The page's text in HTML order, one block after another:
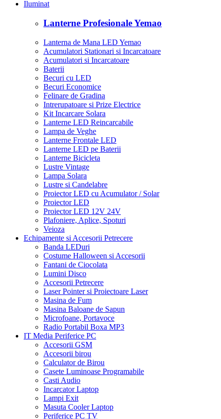
Iluminat
Lanterne Profesionale Yemao
Lanterna de Mana LED Yemao
Acumulatori Stationari si Incarcatoare
Acumulatori si Incarcatoare
Baterii
Becuri cu LED
Becuri Economice
Felinare de Gradina
Intrerupatoare si Prize Electrice
Kit Incarcare Solara
Lanterne LED Reincarcabile
Lampa de Veghe
Lanterne Frontale LED
Lanterne LED pe Baterii
Lanterne Bicicleta
Lustre Vintage
Lampa Solara
Lustre si Candelabre
Proiector LED cu Acumulator / Solar
Proiector LED
Proiector LED 12V 24V
Plafoniere, Aplice, Spoturi
Veioza
Echipamente si Accesorii Petrecere
Banda LEDuri
Costume Halloween si Accesorii
Fantani de Ciocolata
Lumini Disco
Accesorii Petrecere
Laser Pointer si Proiectoare Laser
Masina de Fum
Masina Baloane de Sapun
Microfoane, Portavoce
Radio Portabil Boxa MP3
IT Media Periferice PC
Accesorii GSM
Accesorii birou
Calculator de Birou
Casete Luminoase Programabile
Casti Audio
Incarcator Laptop
Lampi Exit
Masuta Cooler Laptop
Periferice PC TV